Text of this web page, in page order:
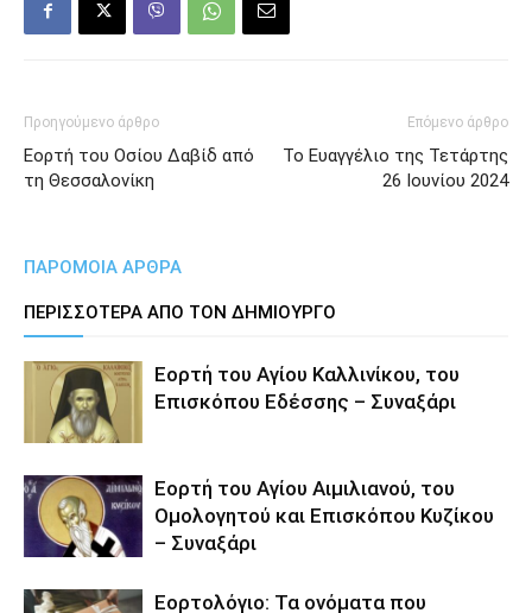
Προηγούμενο άρθρο
Εορτή του Οσίου Δαβίδ από
τη Θεσσαλονίκη
Επόμενο άρθρο
Το Ευαγγέλιο της Τετάρτης
26 Ιουνίου 2024
ΠΑΡΟΜΟΙΑ ΑΡΘΡΑ
ΠΕΡΙΣΣΟΤΕΡΑ ΑΠΟ ΤΟΝ ΔΗΜΙΟΥΡΓΟ
Εορτή του Αγίου Καλλινίκου, του
Επισκόπου Εδέσσης – Συναξάρι
Εορτή του Αγίου Αιμιλιανού, του
Ομολογητού και Επισκόπου Κυζίκου
– Συναξάρι
Εορτολόγιο: Τα ονόματα που